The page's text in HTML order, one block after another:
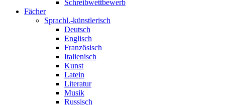
Schreibwettbewerb
Fächer
Sprachl.-künstlerisch
Deutsch
Englisch
Französisch
Italienisch
Kunst
Latein
Literatur
Musik
Russisch